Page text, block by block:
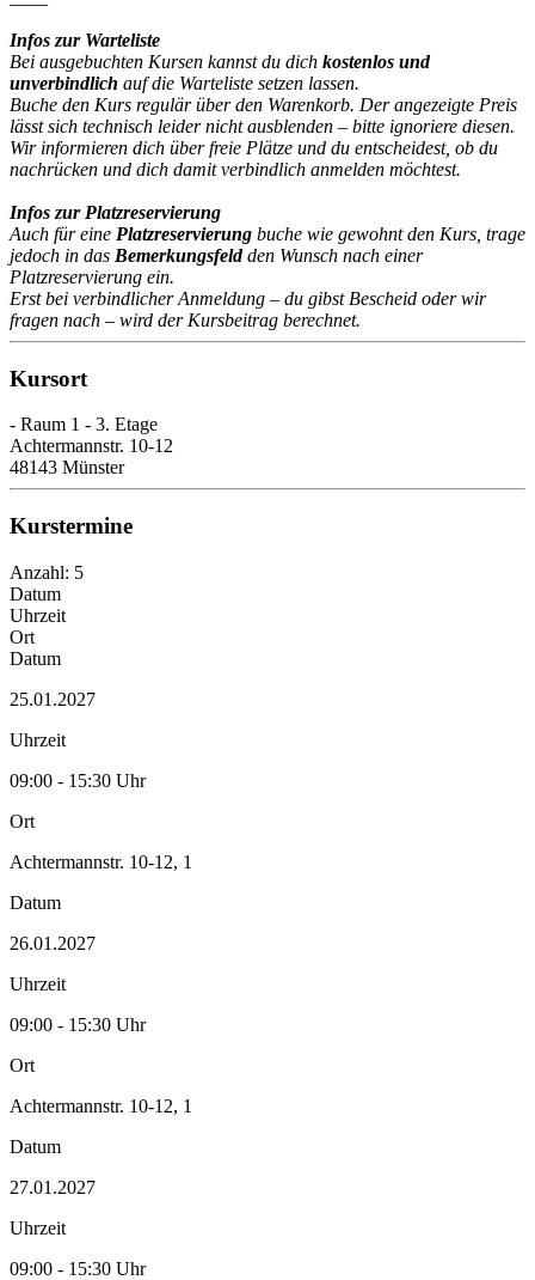
Infos zur Warteliste
Bei ausgebuchten Kursen kannst du dich kostenlos und
unverbindlich auf die Warteliste setzen lassen.
Buche den Kurs regulär über den Warenkorb. Der angezeigte Preis
lässt sich technisch leider nicht ausblenden – bitte ignoriere diesen.
Wir informieren dich über freie Plätze und du entscheidest, ob du
nachrücken und dich damit verbindlich anmelden möchtest.
Infos zur Platzreservierung
Auch für eine Platzreservierung buche wie gewohnt den Kurs, trage
jedoch in das Bemerkungsfeldden Wunsch nach einer
Platzreservierung ein.
Erst bei verbindlicher Anmeldung – du gibst Bescheid oder wir
fragen nach – wird der Kursbeitrag berechnet.
Kursort
- Raum 1 - 3. Etage
Achtermannstr. 10-12
48143 Münster
Kurstermine
Anzahl: 5
Datum
Uhrzeit
Ort
Datum
25.01.2027
Uhrzeit
09:00 - 15:30 Uhr
Ort
Achtermannstr. 10-12, 1
Datum
26.01.2027
Uhrzeit
09:00 - 15:30 Uhr
Ort
Achtermannstr. 10-12, 1
Datum
27.01.2027
Uhrzeit
09:00 - 15:30 Uhr